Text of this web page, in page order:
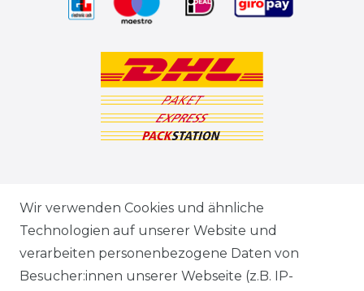
VERSANDARTEN & -KOSTEN
GEWERBETREIBENDE?
Wir verwenden Cookies und ähnliche
Technologien auf unserer Website und
verarbeiten personenbezogene Daten von
Besucher:innen unserer Webseite (z.B. IP-